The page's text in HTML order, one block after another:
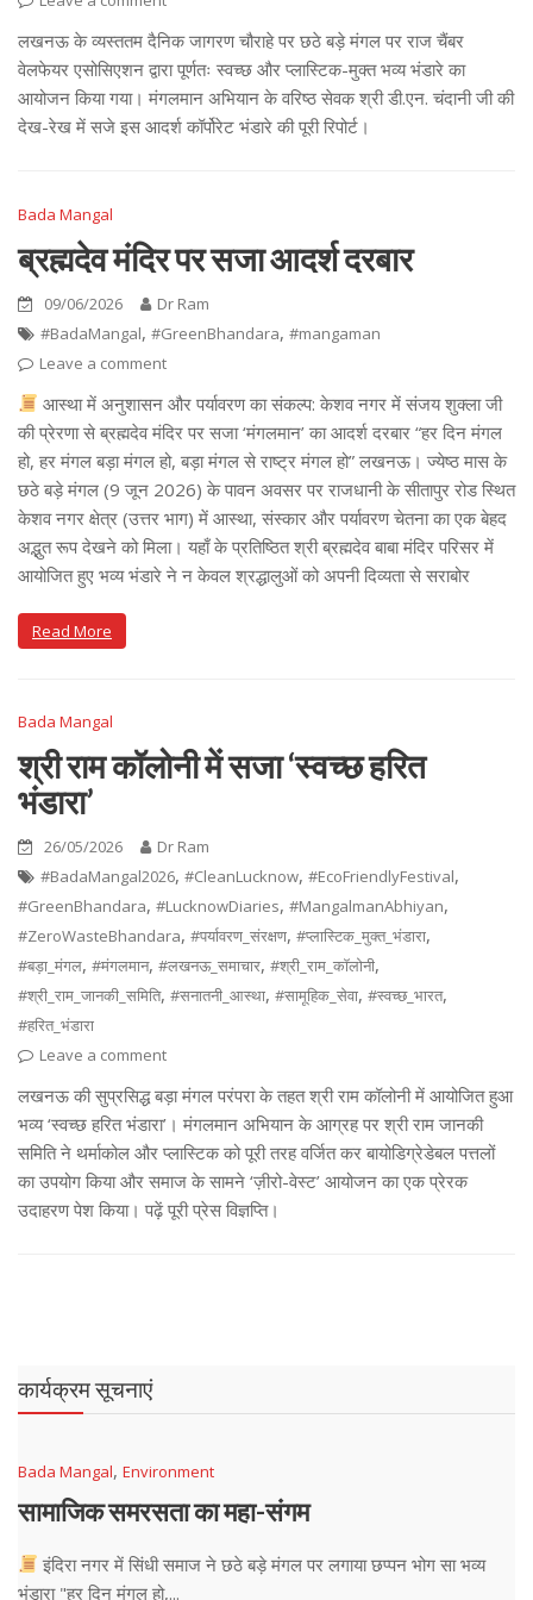
लखनऊ के व्यस्ततम दैनिक जागरण चौराहे पर छठे बड़े मंगल पर राज चैंबर
वेलफेयर एसोसिएशन द्वारा पूर्णतः स्वच्छ और प्लास्टिक-मुक्त भव्य भंडारे का
आयोजन किया गया। मंगलमान अभियान के वरिष्ठ सेवक श्री डी.एन. चंदानी जी की
देख-रेख में सजे इस आदर्श कॉर्पोरेट भंडारे की पूरी रिपोर्ट।
Bada Mangal
ब्रह्मदेव मंदिर पर सजा आदर्श दरबार
09/06/2026
Dr Ram
#BadaMangal, #GreenBhandara, #mangaman
Leave a comment
आस्था में अनुशासन और पर्यावरण का संकल्प: केशव नगर में संजय शुक्ला जी
की प्रेरणा से ब्रह्मदेव मंदिर पर सजा ‘मंगलमान’ का आदर्श दरबार “हर दिन मंगल
हो, हर मंगल बड़ा मंगल हो, बड़ा मंगल से राष्ट्र मंगल हो” लखनऊ। ज्येष्ठ मास के
छठे बड़े मंगल (9 जून 2026) के पावन अवसर पर राजधानी के सीतापुर रोड स्थित
केशव नगर क्षेत्र (उत्तर भाग) में आस्था, संस्कार और पर्यावरण चेतना का एक बेहद
अद्भुत रूप देखने को मिला। यहाँ के प्रतिष्ठित श्री ब्रह्मदेव बाबा मंदिर परिसर में
आयोजित हुए भव्य भंडारे ने न केवल श्रद्धालुओं को अपनी दिव्यता से सराबोर
Read More
Bada Mangal
श्री राम कॉलोनी में सजा ‘स्वच्छ हरित
भंडारा’
26/05/2026
Dr Ram
#BadaMangal2026, #CleanLucknow, #EcoFriendlyFestival,
#GreenBhandara, #LucknowDiaries, #MangalmanAbhiyan,
#ZeroWasteBhandara, #पर्यावरण_संरक्षण, #प्लास्टिक_मुक्त_भंडारा,
#बड़ा_मंगल, #मंगलमान, #लखनऊ_समाचार, #श्री_राम_कॉलोनी,
#श्री_राम_जानकी_समिति, #सनातनी_आस्था, #सामूहिक_सेवा, #स्वच्छ_भारत,
#हरित_भंडारा
Leave a comment
लखनऊ की सुप्रसिद्ध बड़ा मंगल परंपरा के तहत श्री राम कॉलोनी में आयोजित हुआ
भव्य ‘स्वच्छ हरित भंडारा’। मंगलमान अभियान के आग्रह पर श्री राम जानकी
समिति ने थर्माकोल और प्लास्टिक को पूरी तरह वर्जित कर बायोडिग्रेडेबल पत्तलों
का उपयोग किया और समाज के सामने ‘ज़ीरो-वेस्ट’ आयोजन का एक प्रेरक
उदाहरण पेश किया। पढ़ें पूरी प्रेस विज्ञप्ति।
कार्यक्रम सूचनाएं
Bada Mangal, Environment
सामाजिक समरसता का महा-संगम
इंदिरा नगर में सिंधी समाज ने छठे बड़े मंगल पर लगाया छप्पन भोग सा भव्य
भंडारा "हर दिन मंगल हो,...